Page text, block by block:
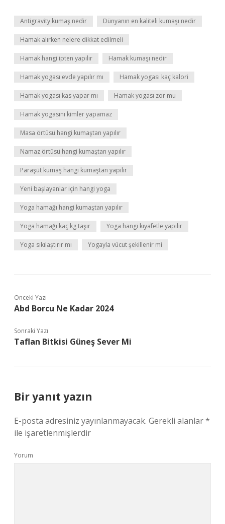
Antigravity kumaş nedir Dünyanın en kaliteli kumaşı nedir
Hamak alırken nelere dikkat edilmeli
Hamak hangi ipten yapılır Hamak kumaşı nedir
Hamak yogası evde yapılır mı Hamak yogası kaç kalori
Hamak yogası kas yapar mı Hamak yogası zor mu
Hamak yogasını kimler yapamaz
Masa örtüsü hangi kumaştan yapılır
Namaz örtüsü hangi kumaştan yapılır
Paraşüt kumaş hangi kumaştan yapılır
Yeni başlayanlar için hangi yoga
Yoga hamağı hangi kumaştan yapılır
Yoga hamağı kaç kg taşır Yoga hangi kıyafetle yapılır
Yoga sıkılaştırır mı Yogayla vücut şekillenir mi
Önceki Yazı
Abd Borcu Ne Kadar 2024
Sonraki Yazı
Taflan Bitkisi Güneş Sever Mi
Bir yanıt yazın
E-posta adresiniz yayınlanmayacak. Gerekli alanlar*
ile işaretlenmişlerdir
Yorum